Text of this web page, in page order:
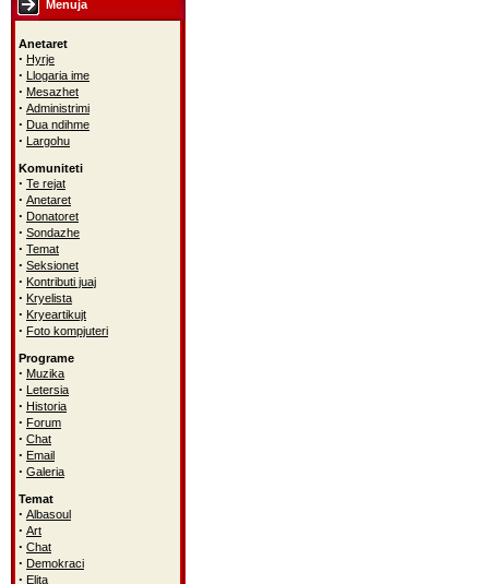
Menuja
Anetaret
· Hyrje
· Llogaria ime
· Mesazhet
· Administrimi
· Dua ndihme
· Largohu
Komuniteti
· Te rejat
· Anetaret
· Donatoret
· Sondazhe
· Temat
· Seksionet
· Kontributi juaj
· Kryelista
· Kryeartikujt
· Foto kompjuteri
Programe
· Muzika
· Letersia
· Historia
· Forum
· Chat
· Email
· Galeria
Temat
· Albasoul
· Art
· Chat
· Demokraci
· Elita